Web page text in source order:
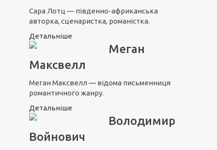
Сара Лотц — південно-африканська
авторка, сценаристка, романістка.
Детальніше
Меган
Максвелл
Меган Максвелл — відома письменниця
романтичного жанру.
Детальніше
Володимир
Войнович